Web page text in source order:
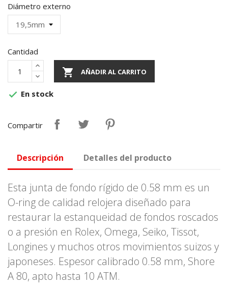
Diámetro externo
Cantidad
 AÑADIR AL CARRITO
 En stock
Compartir
Descripción Detalles del producto
Esta junta de fondo rígido de 0.58 mm es un
O-ring de calidad relojera diseñado para
restaurar la estanqueidad de fondos roscados
o a presión en Rolex, Omega, Seiko, Tissot,
Longines y muchos otros movimientos suizos y
japoneses. Espesor calibrado 0.58 mm, Shore
A 80, apto hasta 10 ATM.